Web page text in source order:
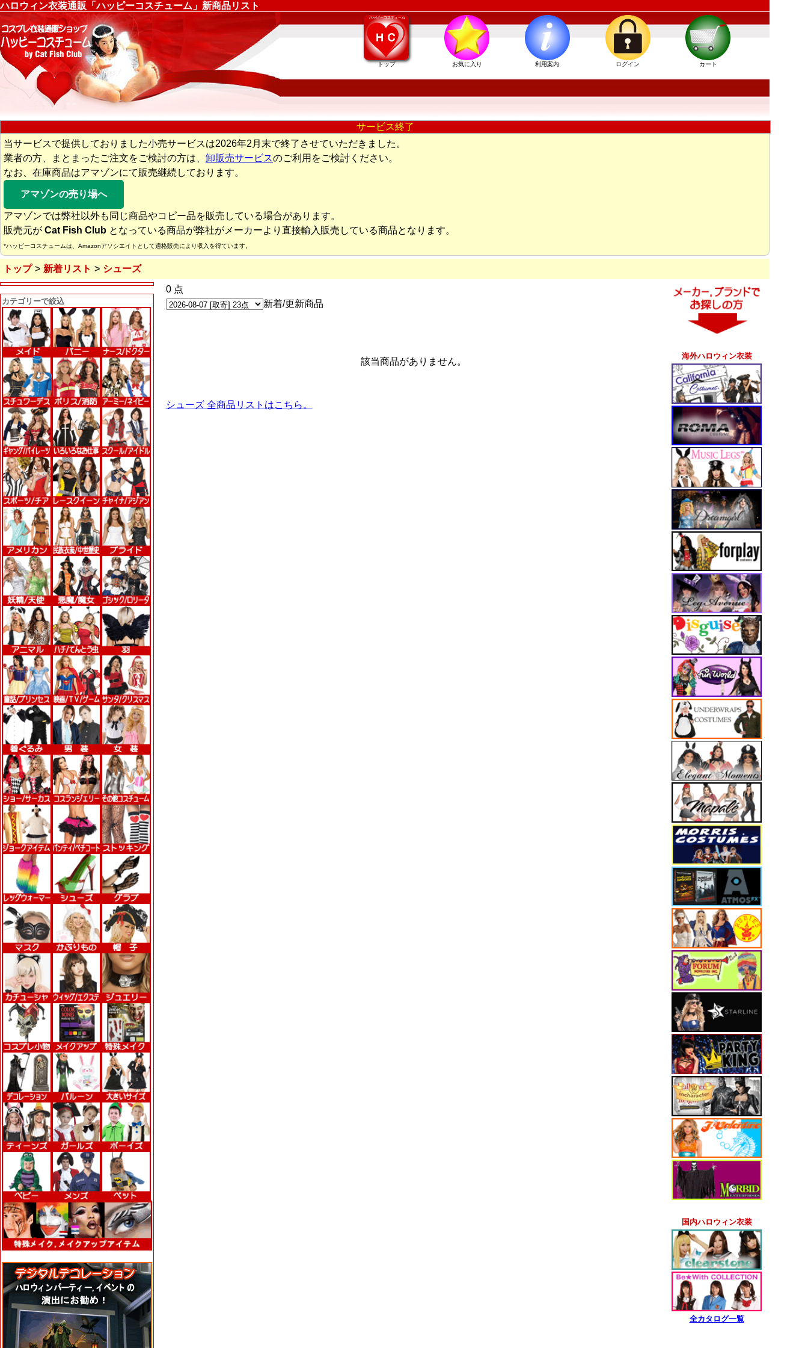
ハロウィン衣装通販「ハッピーコスチューム」新商品リスト
トップ お気に入り 利用案内 ログイン カート
サービス終了
当サービスで提供しておりました小売サービスは2026年2月末で終了させていただきました。
業者の方、まとまったご注文をご検討の方は、 卸販売サービスのご利用をご検討ください。
なお、在庫商品はアマゾンにて販売継続しております。
アマゾンの売り場へ
アマゾンでは弊社以外も同じ商品やコピー品を販売している場合があります。
販売元が Cat Fish Club となっている商品が弊社がメーカーより直接輸入販売している商品となります。
*ハッピーコスチュームは、Amazonアソシエイトとして適格販売により収入を得ています。
トップ 新着リスト シューズ
カテゴリーで絞込
0 点
新着/更新商品
該当商品がありません。
シューズ 全商品リストはこちら。
海外ハロウィン衣装
国内ハロウィン衣装
全カタログ一覧